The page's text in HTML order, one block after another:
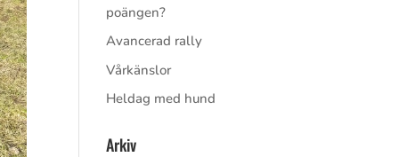
poängen?
Avancerad rally
Vårkänslor
Heldag med hund
Arkiv